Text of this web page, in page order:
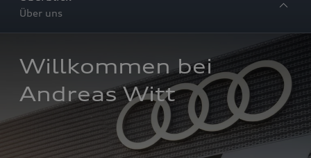
Über uns
Willkommen bei
Andreas Witt